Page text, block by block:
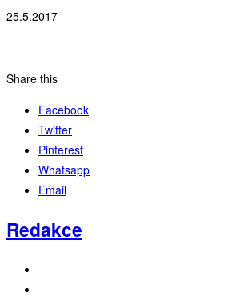
25.5.2017
Share this
Facebook
Twitter
Pinterest
Whatsapp
Email
Redakce